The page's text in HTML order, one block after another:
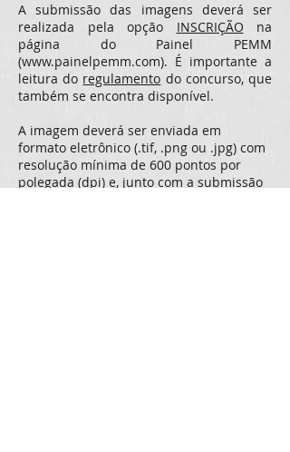
A submissão das imagens deverá ser
realizada pela opção INSCRIÇÃO na
página do Painel PEMM
(www.painelpemm.com). É importante a
leitura do regulamento do concurso, que
também se encontra disponível.
A imagem deverá ser enviada em
formato eletrônico (.tif, .png ou .jpg) com
resolução mínima de 600 pontos por
polegada (dpi) e, junto com a submissão